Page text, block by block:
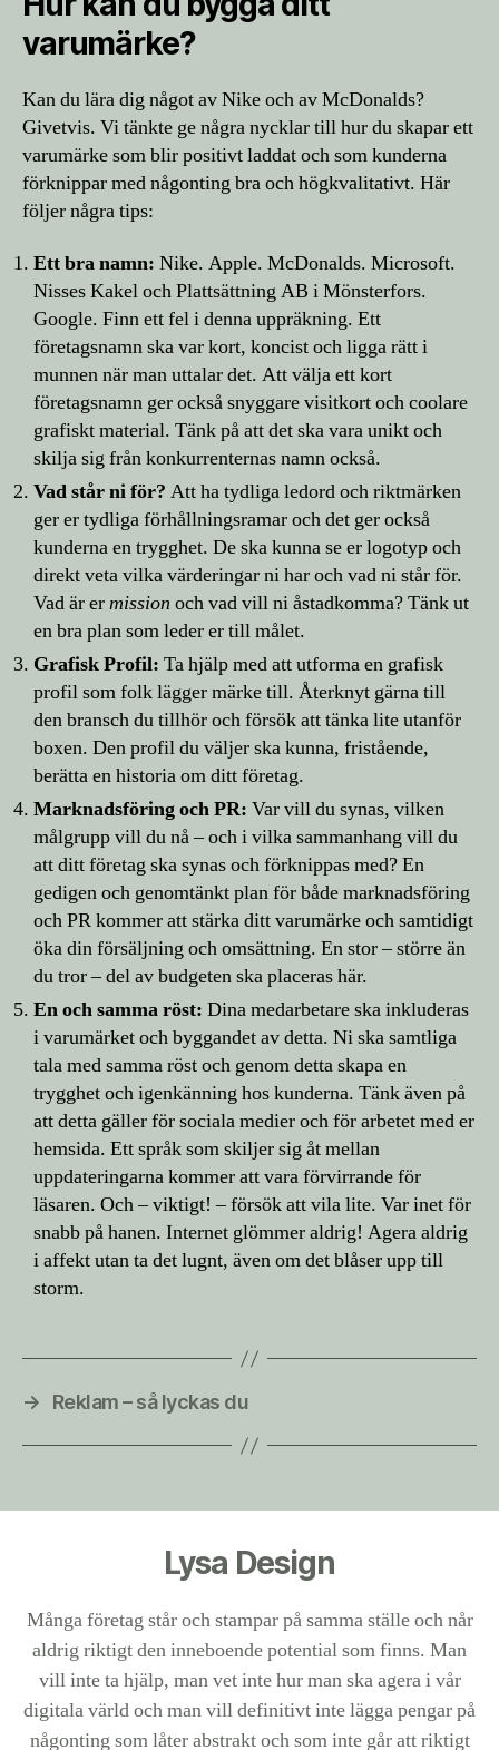
varumärke?
Kan du lära dig något av Nike och av McDonalds?
Givetvis. Vi tänkte ge några nycklar till hur du skapar ett
varumärke som blir positivt laddat och som kunderna
förknippar med någonting bra och högkvalitativt. Här
följer några tips:
Ett bra namn: Nike. Apple. McDonalds. Microsoft.
Nisses Kakel och Plattsättning AB i Mönsterfors.
Google. Finn ett fel i denna uppräkning. Ett
företagsnamn ska var kort, koncist och ligga rätt i
munnen när man uttalar det. Att välja ett kort
företagsnamn ger också snyggare visitkort och coolare
grafiskt material. Tänk på att det ska vara unikt och
skilja sig från konkurrenternas namn också.
Vad står ni för? Att ha tydliga ledord och riktmärken
ger er tydliga förhållningsramar och det ger också
kunderna en trygghet. De ska kunna se er logotyp och
direkt veta vilka värderingar ni har och vad ni står för.
Vad är ermission och vad vill ni åstadkomma? Tänk ut
en bra plan som leder er till målet.
Grafisk Profil: Ta hjälp med att utforma en grafisk
profil som folk lägger märke till. Återknyt gärna till
den bransch du tillhör och försök att tänka lite utanför
boxen. Den profil du väljer ska kunna, fristående,
berätta en historia om ditt företag.
Marknadsföring och PR: Var vill du synas, vilken
målgrupp vill du nå – och i vilka sammanhang vill du
att ditt företag ska synas och förknippas med? En
gedigen och genomtänkt plan för både marknadsföring
och PR kommer att stärka ditt varumärke och samtidigt
öka din försäljning och omsättning. En stor – större än
du tror – del av budgeten ska placeras här.
En och samma röst: Dina medarbetare ska inkluderas
i varumärket och byggandet av detta. Ni ska samtliga
tala med samma röst och genom detta skapa en
trygghet och igenkänning hos kunderna. Tänk även på
att detta gäller för sociala medier och för arbetet med er
hemsida. Ett språk som skiljer sig åt mellan
uppdateringarna kommer att vara förvirrande för
läsaren. Och – viktigt! – försök att vila lite. Var inet för
snabb på hanen. Internet glömmer aldrig! Agera aldrig
i affekt utan ta det lugnt, även om det blåser upp till
storm.
→ Reklam – så lyckas du
Lysa Design
Många företag står och stampar på samma ställe och når
aldrig riktigt den inneboende potential som finns. Man
vill inte ta hjälp, man vet inte hur man ska agera i vår
digitala värld och man vill definitivt inte lägga pengar på
någonting som låter abstrakt och som inte går att riktigt